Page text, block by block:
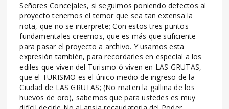
Señores Concejales, si seguimos poniendo defectos al
proyecto tenemos el temor que sea tan extensa la
nota, que no se interprete; Con estos tres puntos
fundamentales creemos, que es más que suficiente
para pasar el proyecto a archivo. Y usamos esta
expresión también, para recordarles en especial a los
ediles que viven del Turismo ó viven en LAS GRUTAS,
que el TURISMO es el único medio de ingreso de la
Ciudad de LAS GRUTAS; (No maten la gallina de los
huevos de oro), sabemos que para ustedes es muy